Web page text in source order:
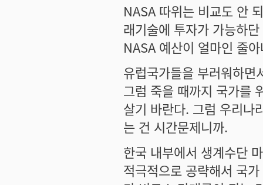
NASA 따위는 비교도 안
래기술에 투자가 가능하
NASA 예산이 얼마인 줄
유럽국가들을 부러워하
그럼 죽을 때까지 국가를
살기 바란다. 그럼 우리나
는 건 시간문제니까.
한국 내부에서 생계수단
적극적으로 공략해서 국